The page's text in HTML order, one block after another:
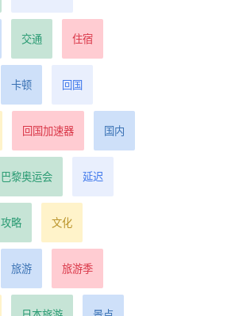
交通 住宿
卡顿 回国
回国加速器 国内
巴黎奥运会 延迟
攻略 文化
旅游 旅游季